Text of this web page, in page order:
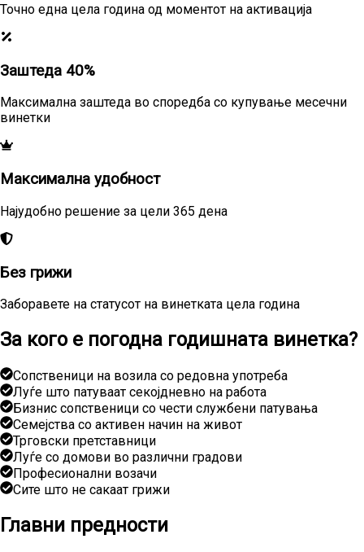
Точно една цела година од моментот на активација
Заштеда 40%
Максимална заштеда во споредба со купување месечни
винетки
Максимална удобност
Најудобно решение за цели 365 дена
Без грижи
Заборавете на статусот на винетката цела година
За кого е погодна годишната винетка?
Сопственици на возила со редовна употреба
Луѓе што патуваат секојдневно на работа
Бизнис сопственици со чести службени патувања
Семејства со активен начин на живот
Трговски претставници
Луѓе со домови во различни градови
Професионални возачи
Сите што не сакаат грижи
Главни предности